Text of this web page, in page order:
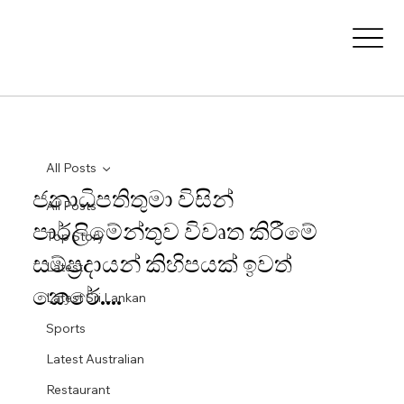
All Posts
Top Story
Latest
Latest Sri Lankan
Sports
Latest Australian
Restaurant
All Posts
ජනාධිපතිතුමා විසින්
පාර්ලිමේන්තුව විවෘත කිරීමේ
සම්ප්‍රදායන් කිහිපයක් ඉවත්
කෙරේ....